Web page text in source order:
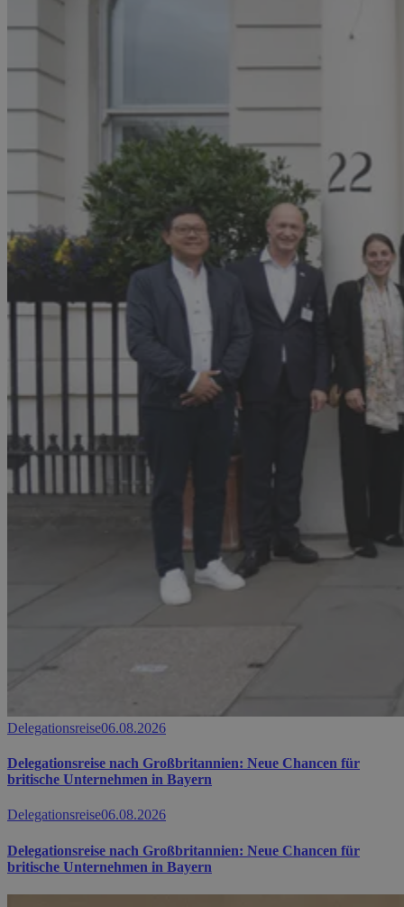
Delegationsreise06.08.2026
Delegationsreise nach Großbritannien: Neue Chancen für
britische Unternehmen in Bayern
Delegationsreise06.08.2026
Delegationsreise nach Großbritannien: Neue Chancen für
britische Unternehmen in Bayern